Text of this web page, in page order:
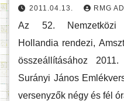
2011.04.13. RMG
Az 52. Nemzetközi
Hollandia rendezi,
összeállításához
Surányi János
versenyzők négy és fél